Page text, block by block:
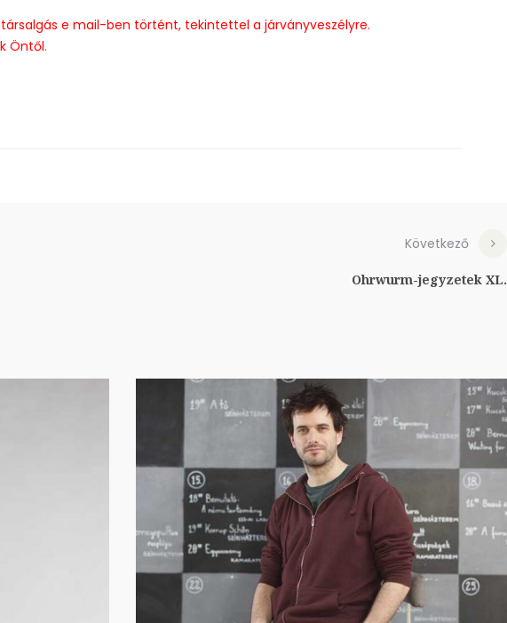
e mail-ben történt, tekintettel a járványveszélyre.
Öntől.
Következő
Ohrwurm-jegyzetek XL.